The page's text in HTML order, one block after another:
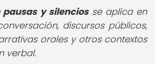
y silenciosse aplica en
discursos públicos,
orales y otros contextos
verbal.